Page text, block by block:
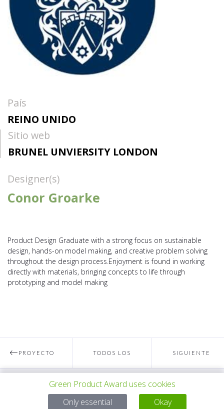
País
REINO UNIDO
Sitio web
BRUNEL UNVIERSITY LONDON
Designer(s)
Conor Groarke
Product Design Graduate with a strong focus on sustainable
design, hands-on model making, and creative problem solving
throughout the design process.Enjoyment is found in working
directly with materials, bringing concepts to life through
prototyping and model making
PROYECTO
ANTERIOR
TODOS LOS
PROYECTOS
SIGUIENTE
PROYECTO
Para preguntas:
Green Product Award uses cookies
Only essential
Okay